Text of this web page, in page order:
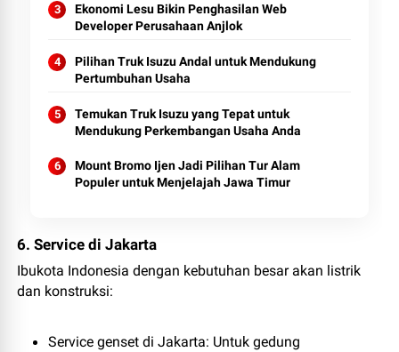
Ekonomi Lesu Bikin Penghasilan Web
Developer Perusahaan Anjlok
Pilihan Truk Isuzu Andal untuk Mendukung
Pertumbuhan Usaha
Temukan Truk Isuzu yang Tepat untuk
Mendukung Perkembangan Usaha Anda
Mount Bromo Ijen Jadi Pilihan Tur Alam
Populer untuk Menjelajah Jawa Timur
6. Service di Jakarta
Ibukota Indonesia dengan kebutuhan besar akan listrik
dan konstruksi:
Service genset di Jakarta: Untuk gedung